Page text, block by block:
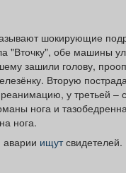
шокирующие
"Вточку", обе машины
зашили голову,
Вторую
у третьей –
нога и
нога.
аварии ищутсвидетелей.